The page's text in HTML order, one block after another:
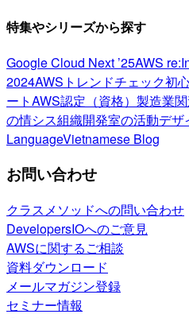
特集やシリーズから探す
Google Cloud Next ’25AWS
2024AWSトレンドチェック初
ートAWS認定（資格） 製造業
の情シス組織開発室の活動デザ
LanguageVietnamese Blog
お問い合わせ
クラスメソッドへの問い合わせ
DevelopersIOへのご意見
AWSに関するご相談
資料ダウンロード
メールマガジン登録
セミナー情報